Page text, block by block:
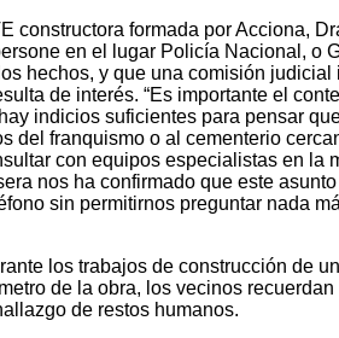
constructora formada por Acciona,
en el lugar Policía Nacional, o
hechos, y que una comisión judicial
de interés. “Es importante el
indicios suficientes para pensar
del franquismo o al cementerio
con equipos especialistas en la
nos ha confirmado que este
sin permitirnos preguntar nada
los trabajos de construcción de
de la obra, los vecinos
de restos humanos.